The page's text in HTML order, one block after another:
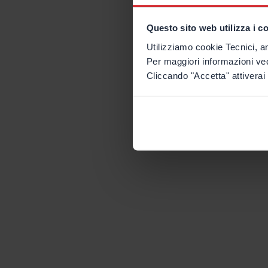
Questo sito web utilizza i
Utilizziamo cookie Tecnici,
Per maggiori informazioni
Cliccando "Accetta"